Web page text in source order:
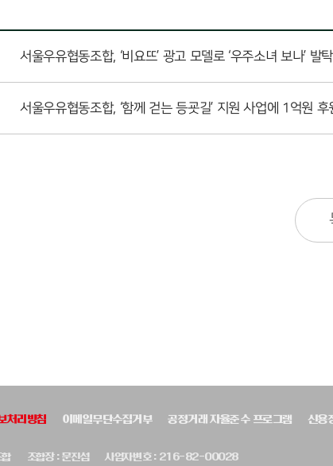
서울우유협동조합, ‘비요뜨’ 광고 모델로 ‘우주소녀 보나’ 발탁
서울우유협동조합, ‘함께 걷는 등굣길’ 지원 사업에 1억원 후
처리방침 이메일무단수집거부 공정거래 자율준수 프로그램 신용
합 조합장 : 문진섭 사업자변호 : 216-82-00028